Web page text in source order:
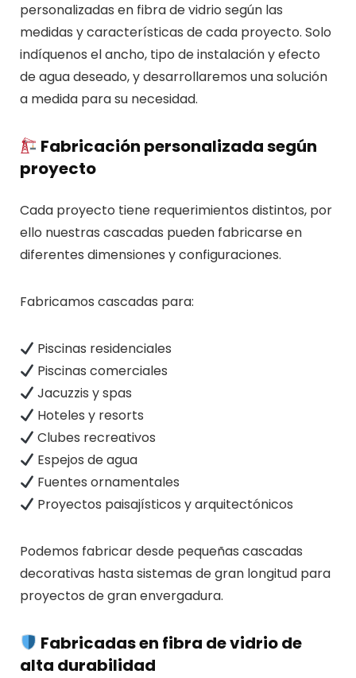
personalizadas en fibra de vidrio según las
medidas y características de cada proyecto. Solo
indíquenos el ancho, tipo de instalación y efecto
de agua deseado, y desarrollaremos una solución
a medida para su necesidad.
Fabricación personalizada según
proyecto
Cada proyecto tiene requerimientos distintos, por
ello nuestras cascadas pueden fabricarse en
diferentes dimensiones y configuraciones.
Fabricamos cascadas para:
Piscinas residenciales
Piscinas comerciales
Jacuzzis y spas
Hoteles y resorts
Clubes recreativos
Espejos de agua
Fuentes ornamentales
Proyectos paisajísticos y arquitectónicos
Podemos fabricar desde pequeñas cascadas
decorativas hasta sistemas de gran longitud para
proyectos de gran envergadura.
Fabricadas en fibra de vidrio de
alta durabilidad